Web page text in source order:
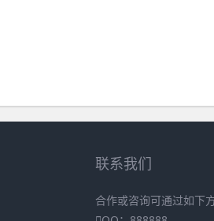
联系我们
合作或咨询可通过如下